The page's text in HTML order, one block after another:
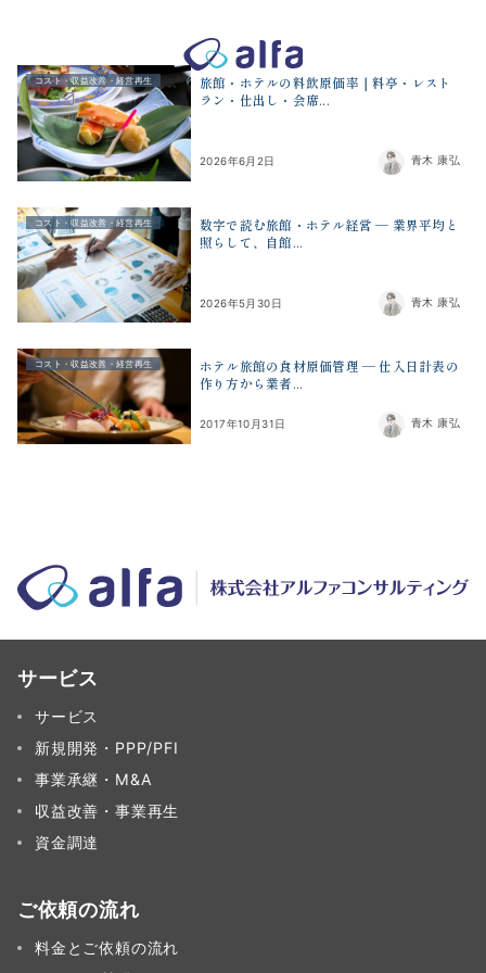
無料相談
株式会社アルファコンサルティング｜ホテル・旅館・観光業の事
コスト・収益改善・経営再生
旅館・ホテルの料飲原価率｜料亭・レスト
ラン・仕出し・会席...
2026年6月2日 青木 康弘
コスト・収益改善・経営再生
数字で読む旅館・ホテル経営 ― 業界平均と
照らして、自館...
2026年5月30日 青木 康弘
コスト・収益改善・経営再生
ホテル旅館の食材原価管理 ― 仕入日計表の
作り方から業者...
2017年10月31日 青木 康弘
サービス
サービス
新規開発・PPP/PFI
事業承継・M&A
収益改善・事業再生
資金調達
ご依頼の流れ
料金とご依頼の流れ